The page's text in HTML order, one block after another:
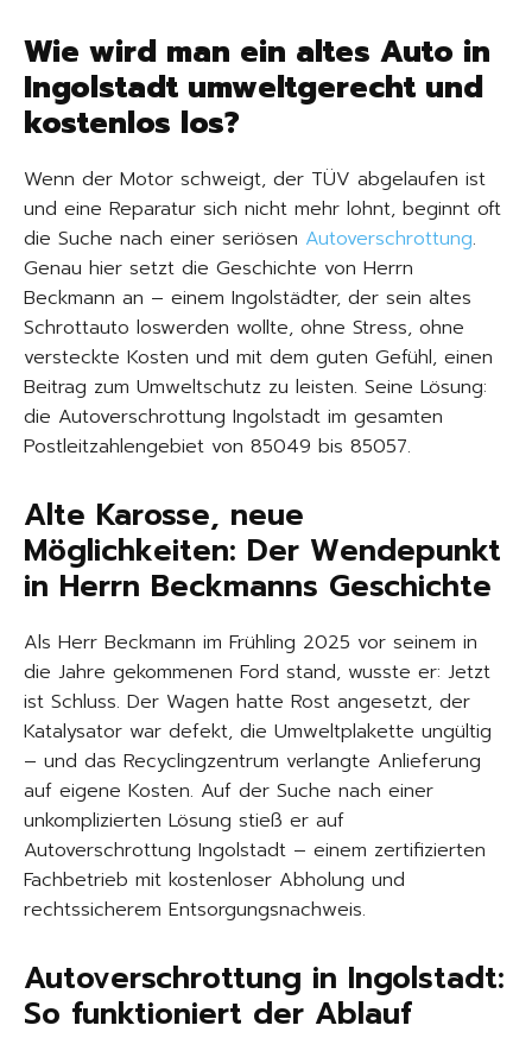
Wie wird man ein altes Auto in
Ingolstadt umweltgerecht und
kostenlos los?
Wenn der Motor schweigt, der TÜV abgelaufen ist
und eine Reparatur sich nicht mehr lohnt, beginnt oft
die Suche nach einer seriösen Autoverschrottung.
Genau hier setzt die Geschichte von Herrn
Beckmann an – einem Ingolstädter, der sein altes
Schrottauto loswerden wollte, ohne Stress, ohne
versteckte Kosten und mit dem guten Gefühl, einen
Beitrag zum Umweltschutz zu leisten. Seine Lösung:
die Autoverschrottung Ingolstadt im gesamten
Postleitzahlengebiet von 85049 bis 85057.
Alte Karosse, neue
Möglichkeiten: Der Wendepunkt
in Herrn Beckmanns Geschichte
Als Herr Beckmann im Frühling 2025 vor seinem in
die Jahre gekommenen Ford stand, wusste er: Jetzt
ist Schluss. Der Wagen hatte Rost angesetzt, der
Katalysator war defekt, die Umweltplakette ungültig
– und das Recyclingzentrum verlangte Anlieferung
auf eigene Kosten. Auf der Suche nach einer
unkomplizierten Lösung stieß er auf
Autoverschrottung Ingolstadt – einem zertifizierten
Fachbetrieb mit kostenloser Abholung und
rechtssicherem Entsorgungsnachweis.
Autoverschrottung in Ingolstadt:
So funktioniert der Ablauf